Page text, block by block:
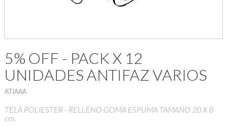
5% OFF - PACK X 12
UNIDADES ANTIFAZ VARIOS
ATIAAA
TELA POLIESTER - RELLENO GOMA ESPUMA TAMAÑO 20 X 8
cm.